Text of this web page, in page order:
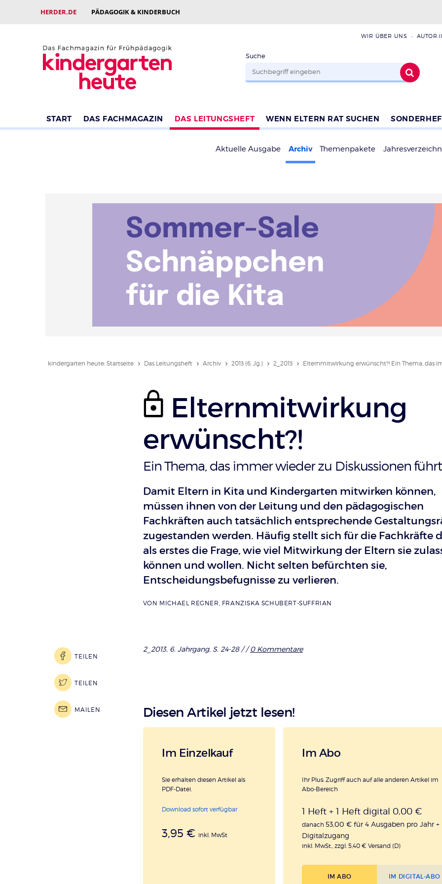
HERDER.DE PÄDAGOGIK & KINDERBUCH
WIR ÜBER UNS
Suche
START DAS FACHMAGAZIN DAS LEITUNGSHEFT WENN ELTERN RAT SUCHEN
Aktuelle Ausgabe Archiv Themenpakete
kindergarten heute: Startseite Das Leitungsheft Archiv 2013 (6. Jg.) 2_2013 Elternmitwirkung erwünscht?! Ein Thema, das
Elternmitwirkung
erwünscht?!
:
Ein Thema, das immer wieder zu Diskussionen führt
Damit Eltern in Kita und Kindergarten mitwirken können,
müssen ihnen von der Leitung und den pädagogischen
Fachkräften auch tatsächlich entsprechende
zugestanden werden. Häufig stellt sich für die Fachkräfte
als erstes die Frage, wie viel Mitwirkung der Eltern sie
können und wollen. Nicht selten befürchten sie,
Entscheidungsbefugnisse zu verlieren.
VON MICHAEL REGNER FRANZISKA SCHUBERT-SUFFRIAN
2_2013, 6. Jahrgang, S. 24-28 //0 Kommentare
Diesen Artikel jetzt lesen!
Im Einzelkauf
Sie erhalten diesen Artikel als
PDF-Datei.
Download sofort verfügbar
3,95 € inkl. MwSt
Im Abo
Ihr Plus: Zugriff auch auf alle anderen Artikel im
Abo-Bereich
1 Heft + 1 Heft digital 0,00 €
danach 53,00 € für 4 Ausgaben pro Jahr +
Digitalzugang
inkl. MwSt., zzgl. 5,40 € Versand (D)
IM ABO IM DIGITAL-ABO
TEILEN
TEILEN
MAILEN